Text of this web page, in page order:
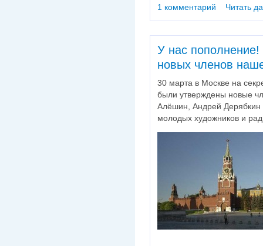
1 комментарий Читать
У нас пополнение!
новых членов
30 марта в Москве на
были утверждены новые
Алёшин, Андрей
молодых художников и